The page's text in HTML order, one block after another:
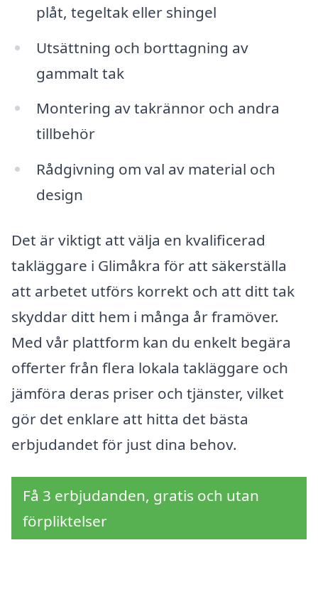
plåt, tegeltak eller shingel
Utsättning och borttagning av
gammalt tak
Montering av takrännor och andra
tillbehör
Rådgivning om val av material och
design
Det är viktigt att välja en kvalificerad
takläggare i Glimåkra för att säkerställa
att arbetet utförs korrekt och att ditt tak
skyddar ditt hem i många år framöver.
Med vår plattform kan du enkelt begära
offerter från flera lokala takläggare och
jämföra deras priser och tjänster, vilket
gör det enklare att hitta det bästa
erbjudandet för just dina behov.
Få 3 erbjudanden, gratis och utan
förpliktelser